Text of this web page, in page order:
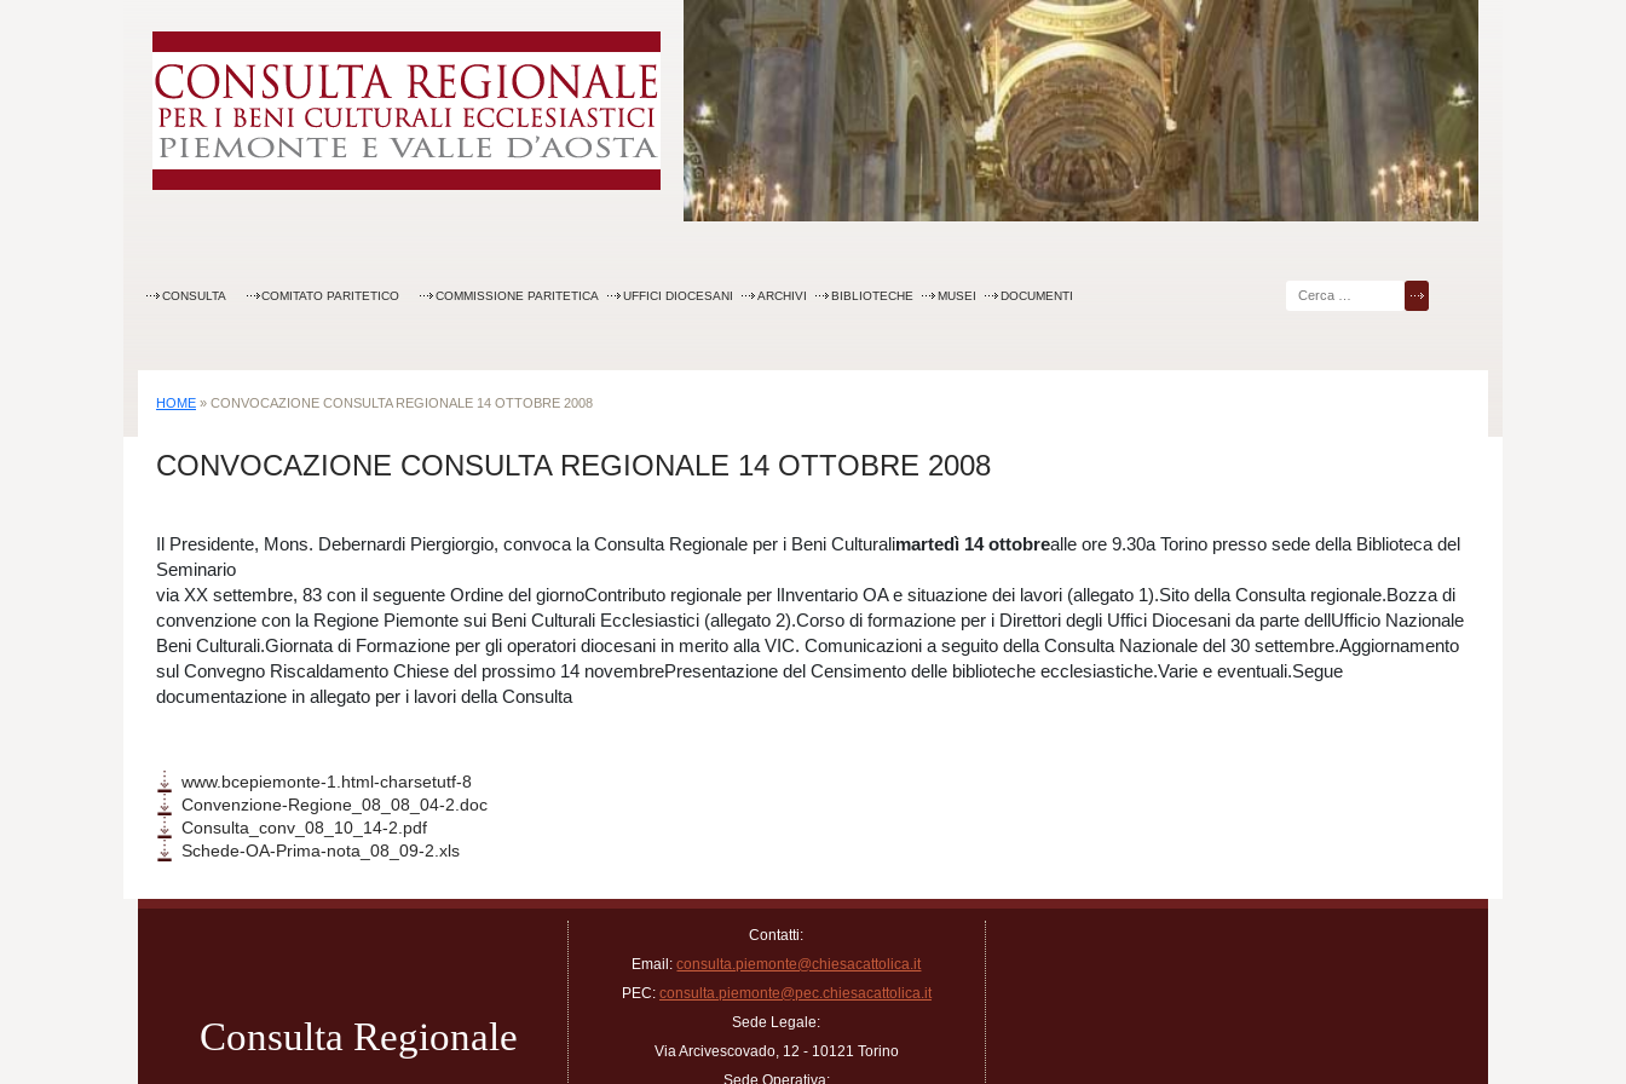
to
content
CONSULTA COMITATO PARITETICO COMMISSIONE PARITETICA UFFICI DIOCESANI ARCHIVI BIBLIOTECHE MUSEI DOCUMENTI
Ricerca
HOME » CONVOCAZIONE CONSULTA REGIONALE 14 OTTOBRE 2008
CONVOCAZIONE CONSULTA REGIONALE 14 OTTOBRE 2008
Il Presidente, Mons. Debernardi Piergiorgio, convoca la Consulta Regionale per i Beni Culturalimartedì 14 ottobrealle ore 9.30a Torino presso sede della Biblioteca del
Seminario
via XX settembre, 83 con il seguente Ordine del giornoContributo regionale per lInventario OA e situazione dei lavori (allegato 1).Sito della Consulta regionale.Bozza di
convenzione con la Regione Piemonte sui Beni Culturali Ecclesiastici (allegato 2).Corso di formazione per i Direttori degli Uffici Diocesani da parte dellUfficio Nazionale
Beni Culturali.Giornata di Formazione per gli operatori diocesani in merito alla VIC. Comunicazioni a seguito della Consulta Nazionale del 30 settembre.Aggiornamento
sul Convegno Riscaldamento Chiese del prossimo 14 novembrePresentazione del Censimento delle biblioteche ecclesiastiche.Varie e eventuali.Segue
documentazione in allegato per i lavori della Consulta
www.bcepiemonte-1.html-charsetutf-8
Convenzione-Regione_08_08_04-2.doc
Consulta_conv_08_10_14-2.pdf
Schede-OA-Prima-nota_08_09-2.xls
Navigazione
Consulta Regionale
Contatti:
Email:consulta.piemonte@chiesacattolica.it
PEC: consulta.piemonte@pec.chiesacattolica.it
Sede Legale:
Via Arcivescovado, 12 - 10121 Torino
Sede Operativa: